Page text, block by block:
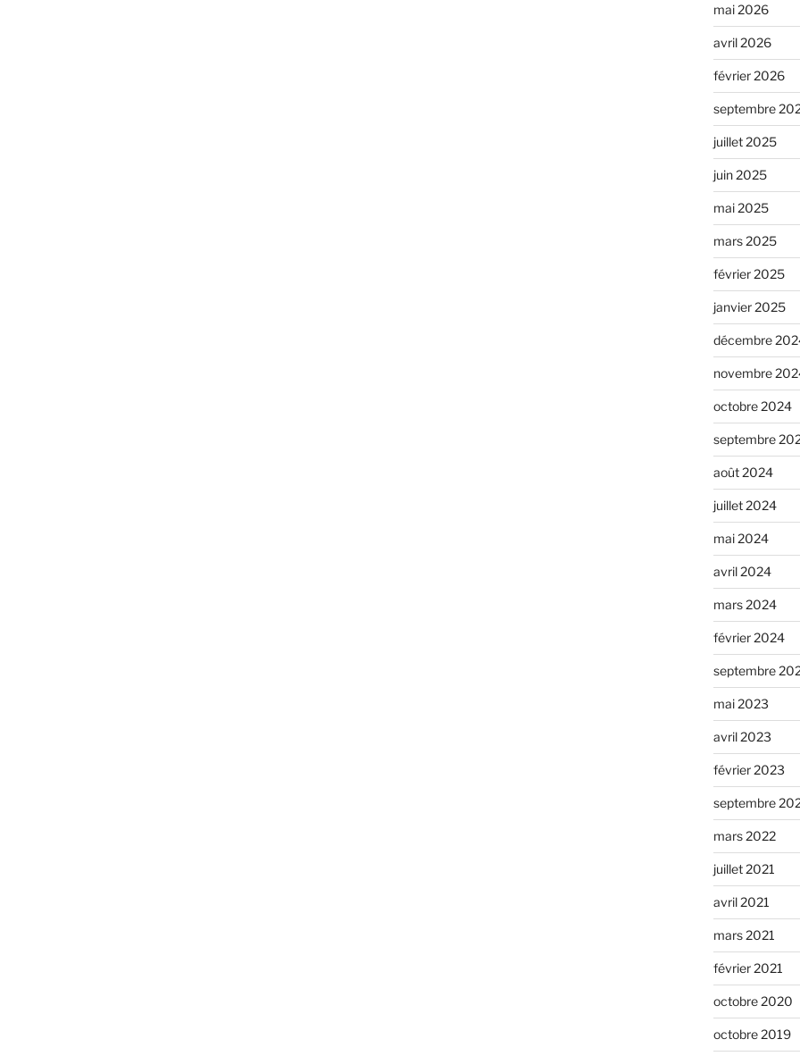
mai 2026
avril 2026
février 2026
septembre
juillet 2025
juin 2025
mai 2025
mars 2025
février 2025
janvier 2025
décembre
novembre
octobre 2024
septembre
août 2024
juillet 2024
mai 2024
avril 2024
mars 2024
février 2024
septembre
mai 2023
avril 2023
février 2023
septembre
mars 2022
juillet 2021
avril 2021
mars 2021
février 2021
octobre 2020
octobre 2019